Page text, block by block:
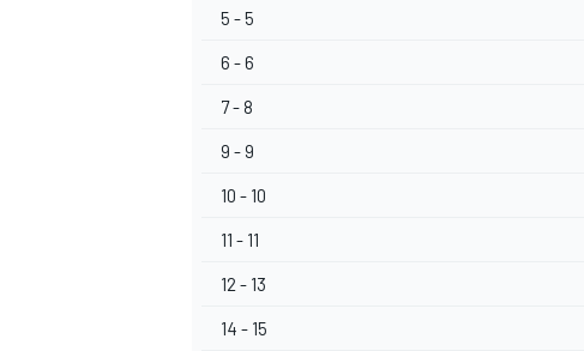
5 - 5
6 - 6
7 - 8
9 - 9
10 - 10
11 - 11
12 - 13
14 - 15